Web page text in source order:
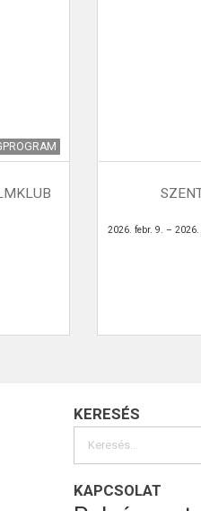
2026. febr. 9. – 2026.
KERESÉS
KAPCSOLAT